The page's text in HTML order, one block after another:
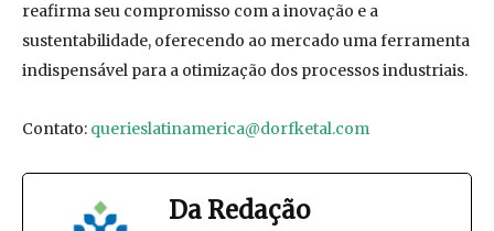
reafirma seu compromisso com a inovação e a
sustentabilidade, oferecendo ao mercado uma ferramenta
indispensável para a otimização dos processos industriais.
Contato: querieslatinamerica@dorfketal.com
Da Redação